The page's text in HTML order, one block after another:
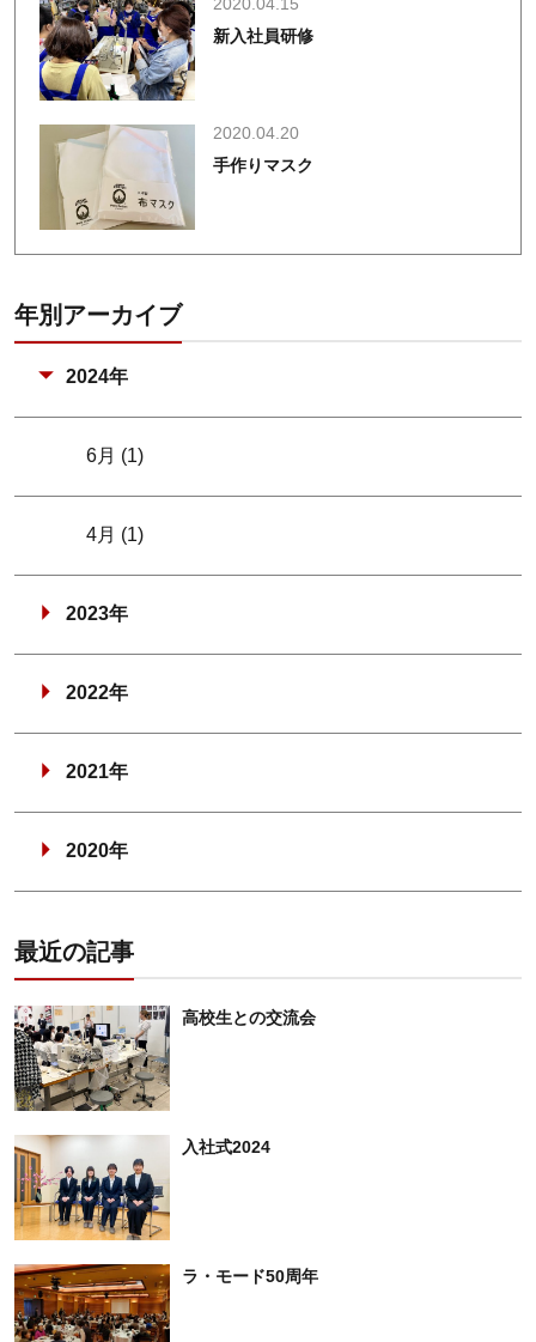
新入社員研修
2020.04.20
手作りマスク
年別アーカイブ
2024年
6月 (1)
4月 (1)
2023年
2022年
2021年
2020年
最近の記事
高校生との交流会
入社式2024
ラ・モード50周年